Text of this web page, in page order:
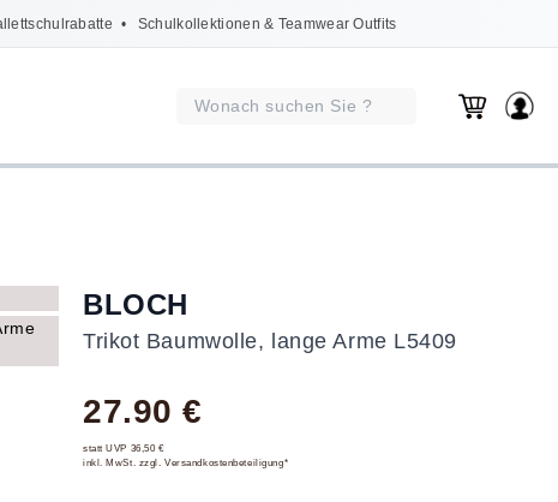
• Schulkollektionen & Teamwear Outfits
BLOCH
Trikot Baumwolle, lange Arme L5409
27.90 €
statt UVP 36,50 €
inkl. MwSt. zzgl. Versandkostenbeteiligung*